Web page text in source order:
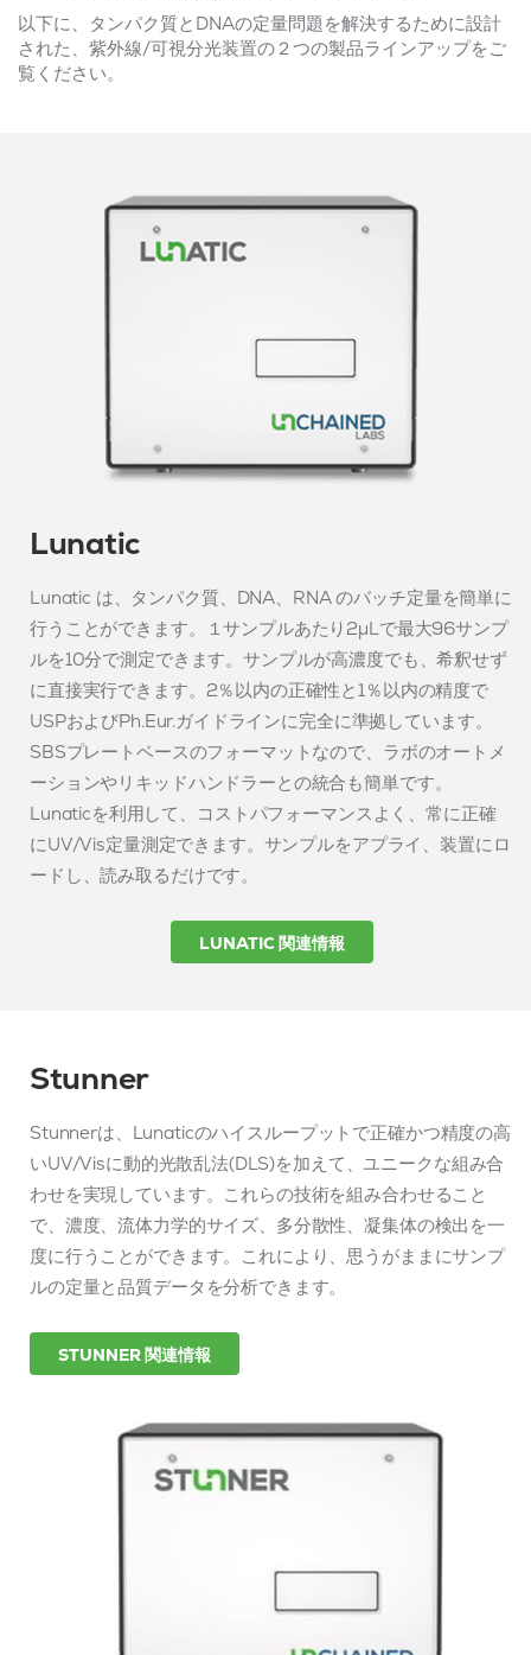
以下に、タンパク質とDNAの定量問題を解決するために設計
された、紫外線/可視分光装置の２つの製品ラインアップをご
覧ください。
Lunatic
Lunatic は、タンパク質、DNA、RNA のバッチ定量を簡単に
行うことができます。１サンプルあたり2μLで最大96サンプ
ルを10分で測定できます。サンプルが高濃度でも、希釈せず
に直接実行できます。2％以内の正確性と1％以内の精度で
USPおよびPh.Eur.ガイドラインに完全に準拠しています。
SBSプレートベースのフォーマットなので、ラボのオートメ
ーションやリキッドハンドラーとの統合も簡単です。
Lunaticを利用して、コストパフォーマンスよく、常に正確
にUV/Vis定量測定できます。サンプルをアプライ、装置にロ
ードし、読み取るだけです。
LUNATIC 関連情報
Stunner
Stunnerは、Lunaticのハイスループットで正確かつ精度の高
いUV/Visに動的光散乱法(DLS)を加えて、ユニークな組み合
わせを実現しています。これらの技術を組み合わせること
で、濃度、流体力学的サイズ、多分散性、凝集体の検出を一
度に行うことができます。これにより、思うがままにサンプ
ルの定量と品質データを分析できます。
STUNNER 関連情報